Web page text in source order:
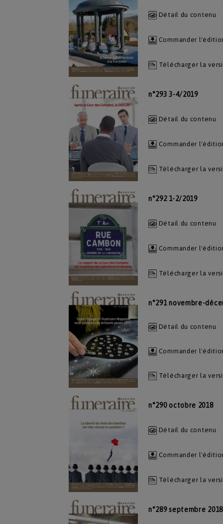
Détail du contenu
Commander
Télécharger la
n°293 3-4/2019
Détail du contenu
Commander
Télécharger la
n°292 1-2/2019
Détail du contenu
Commander
Télécharger la
n°291 novembre-
Détail du contenu
Commander
Télécharger la
n°290 octobre 2018
Détail du contenu
Commander
Télécharger la
n°289 septembre 2018